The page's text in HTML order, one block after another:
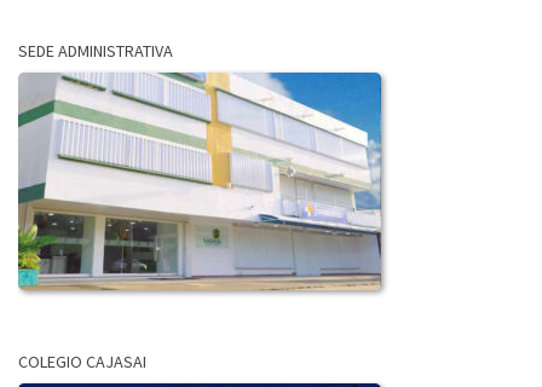
SEDE ADMINISTRATIVA
COLEGIO CAJASAI